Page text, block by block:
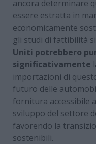
ancora determinare
essere estratta in
economicamente
gli studi di fattibilità
Uniti potrebbero
significativamente
importazioni di
futuro delle
fornitura accessibile
sviluppo del settore
favorendo la
sostenibili.